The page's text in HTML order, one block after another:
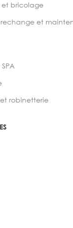
et bricolage
rechange et
robinetterie